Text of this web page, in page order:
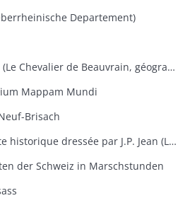
Departement)
Combat de Turckheim (Le Chevalier de Beauvrain, géographie ordinaire du Roi)
Mappam Mundi
Brisach
Alsace et Lorraine carte historique dressée par J.P. Jean (Lieutenant)
der Schweiz in Marschstunden